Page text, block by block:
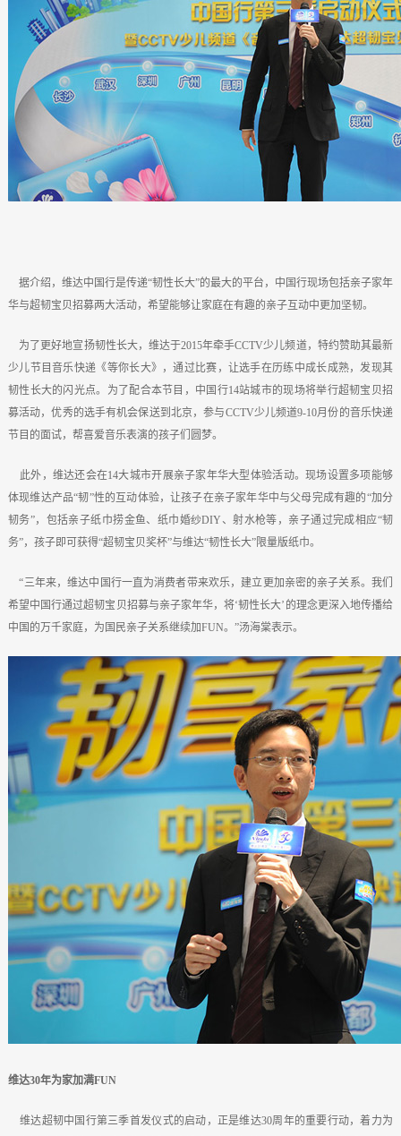
据介绍，维达中国行是传递“韧性长大”的最大的平台，中国行现场包括亲子家年
华与超韧宝贝招募两大活动，希望能够让家庭在有趣的亲子互动中更加坚韧。
为了更好地宣扬韧性长大，维达于2015年牵手CCTV少儿频道，特约赞助其最新
少儿节目音乐快递《等你长大》，通过比赛，让选手在历练中成长成熟，发现其
韧性长大的闪光点。为了配合本节目，中国行14站城市的现场将举行超韧宝贝招
募活动，优秀的选手有机会保送到北京，参与CCTV少儿频道9-10月份的音乐快递
节目的面试，帮喜爱音乐表演的孩子们圆梦。
此外，维达还会在14大城市开展亲子家年华大型体验活动。现场设置多项能够
体现维达产品“韧”性的互动体验，让孩子在亲子家年华中与父母完成有趣的“加分
韧务”，包括亲子纸巾捞金鱼、纸巾婚纱DIY、射水枪等，亲子通过完成相应“韧
务”，孩子即可获得“超韧宝贝奖杯”与维达“韧性长大”限量版纸巾。
“三年来，维达中国行一直为消费者带来欢乐，建立更加亲密的亲子关系。我们
希望中国行通过超韧宝贝招募与亲子家年华，将‘韧性长大’的理念更深入地传播给
中国的万千家庭，为国民亲子关系继续加FUN。”汤海棠表示。
维达30年为家加满FUN
维达超韧中国行第三季首发仪式的启动，正是维达30周年的重要行动，着力为